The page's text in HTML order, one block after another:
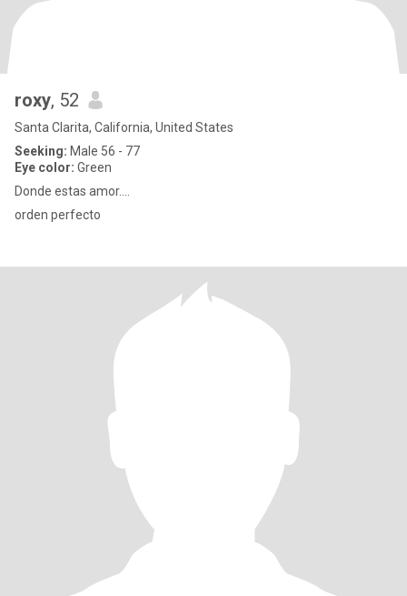
roxy, 52
Santa Clarita, California, United States
Seeking: Male 56 - 77
Eye color: Green
Donde estas amor....
orden perfecto